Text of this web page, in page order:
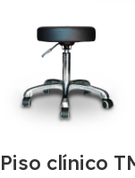
Piso clínico